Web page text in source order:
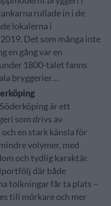
rullade in i de
lokalerna i
Det som många inte
en gång var en
1800-talet fanns
bryggerier…
är ett
som drivs av
en stark känsla för
volymer, med
och tydlig karaktär.
där både
tolkningar får ta plats –
till mörkare och mer